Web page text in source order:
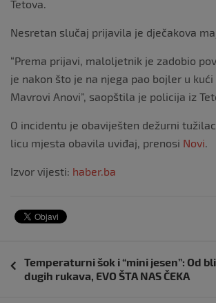
Tetova.
Nesretan slučaj prijavila je dječakova
“Prema prijavi, maloljetnik je zadobio
je nakon što je na njega pao bojler u
Mavrovi Anovi”, saopštila je policija iz
O incidentu je obaviješten dežurni
licu mjesta obavila uviđaj, prenosi Novi
Izvor vijesti: haber.ba
objava
Temperaturni šok i “mini jesen”: Od
dugih rukava, EVO ŠTA NAS ČEKA